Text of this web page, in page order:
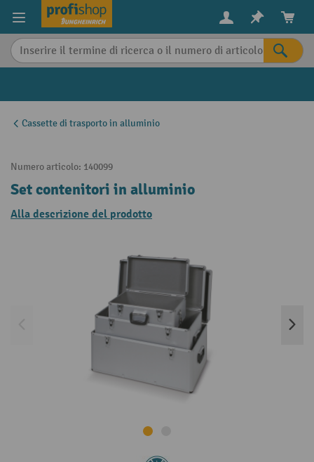
content
Cassette di trasporto in alluminio
Numero articolo: 140099
Set contenitori in alluminio
Alla descrizione del prodotto